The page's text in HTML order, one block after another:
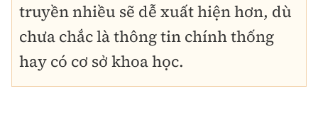
truyền nhiều sẽ dễ xuất hiện hơn, dù
chưa chắc là thông tin chính thống
hay có cơ sở khoa học.